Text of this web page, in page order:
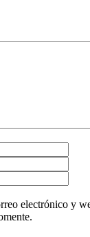
electrónico y